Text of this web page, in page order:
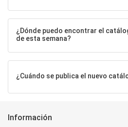
¿Dónde puedo encontrar el
de esta semana?
¿Cuándo se publica el nuevo
Información